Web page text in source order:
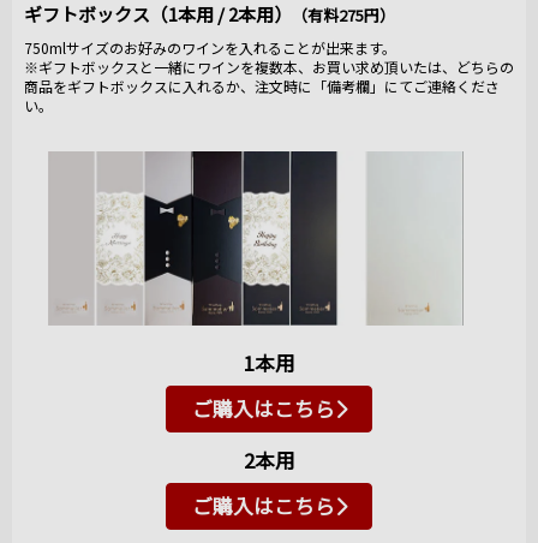
ギフトボックス（1本用 / 2本用） （有料275円）
750mlサイズのお好みのワインを入れることが出来ます。
※ギフトボックスと一緒にワインを複数本、お買い求め頂いたは、どちらの
商品をギフトボックスに入れるか、注文時に「備考欄」にてご連絡くださ
い。
1本用
ご購入はこちら
2本用
ご購入はこちら